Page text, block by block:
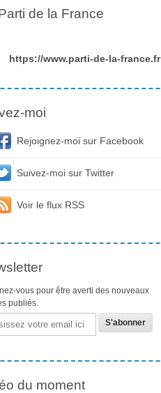
de la France
https://www.parti-de-la-france.fr
moi
Rejoignez-moi sur Facebook
Suivez-moi sur Twitter
Voir le flux RSS
vous pour être averti des nouveaux
publiés.
du moment